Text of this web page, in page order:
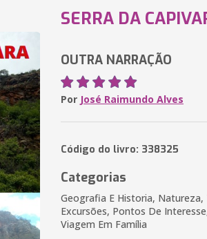
SERRA DA
OUTRA NARRAÇÃO
Por José Raimundo Alves
Código do livro: 338325
Categorias
Geografia E Historia, Natureza,
Excursões, Pontos De
Viagem Em Família